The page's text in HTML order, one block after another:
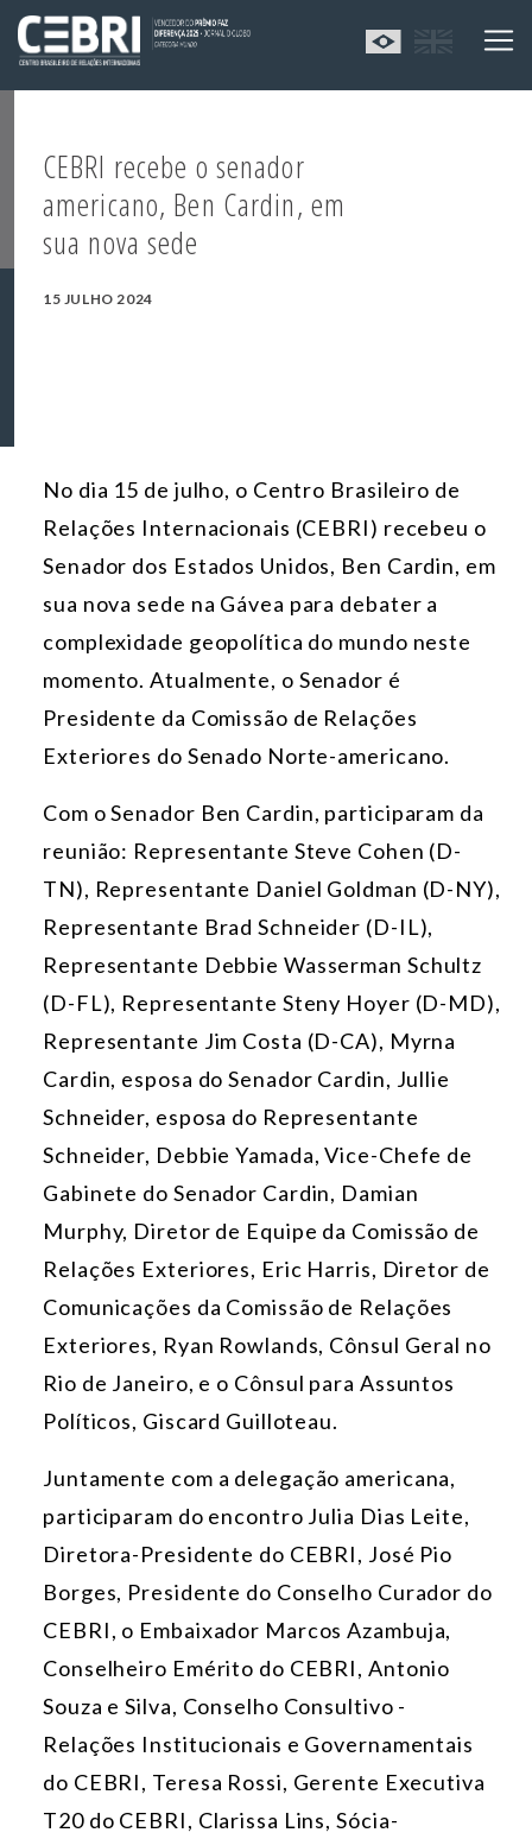
CEBRI recebe o senador
americano, Ben Cardin, em
sua nova sede
15 JULHO 2024
No dia 15 de julho, o Centro Brasileiro de
Relações Internacionais (CEBRI) recebeu o
Senador dos Estados Unidos, Ben Cardin, em
sua nova sede na Gávea para debater a
complexidade geopolítica do mundo neste
momento. Atualmente, o Senador é
Presidente da Comissão de Relações
Exteriores do Senado Norte-americano.
Com o Senador Ben Cardin, participaram da
reunião: Representante Steve Cohen (D-
TN), Representante Daniel Goldman (D-NY),
Representante Brad Schneider (D-IL),
Representante Debbie Wasserman Schultz
(D-FL), Representante Steny Hoyer (D-MD),
Representante Jim Costa (D-CA), Myrna
Cardin, esposa do Senador Cardin, Jullie
Schneider, esposa do Representante
Schneider, Debbie Yamada, Vice-Chefe de
Gabinete do Senador Cardin, Damian
Murphy, Diretor de Equipe da Comissão de
Relações Exteriores, Eric Harris, Diretor de
Comunicações da Comissão de Relações
Exteriores, Ryan Rowlands, Cônsul Geral no
Rio de Janeiro, e o Cônsul para Assuntos
Políticos, Giscard Guilloteau.
Juntamente com a delegação americana,
participaram do encontro Julia Dias Leite,
Diretora-Presidente do CEBRI, José Pio
Borges, Presidente do Conselho Curador do
CEBRI, o Embaixador Marcos Azambuja,
Conselheiro Emérito do CEBRI, Antonio
Souza e Silva, Conselho Consultivo -
Relações Institucionais e Governamentais
do CEBRI, Teresa Rossi, Gerente Executiva
T20 do CEBRI, Clarissa Lins, Sócia-